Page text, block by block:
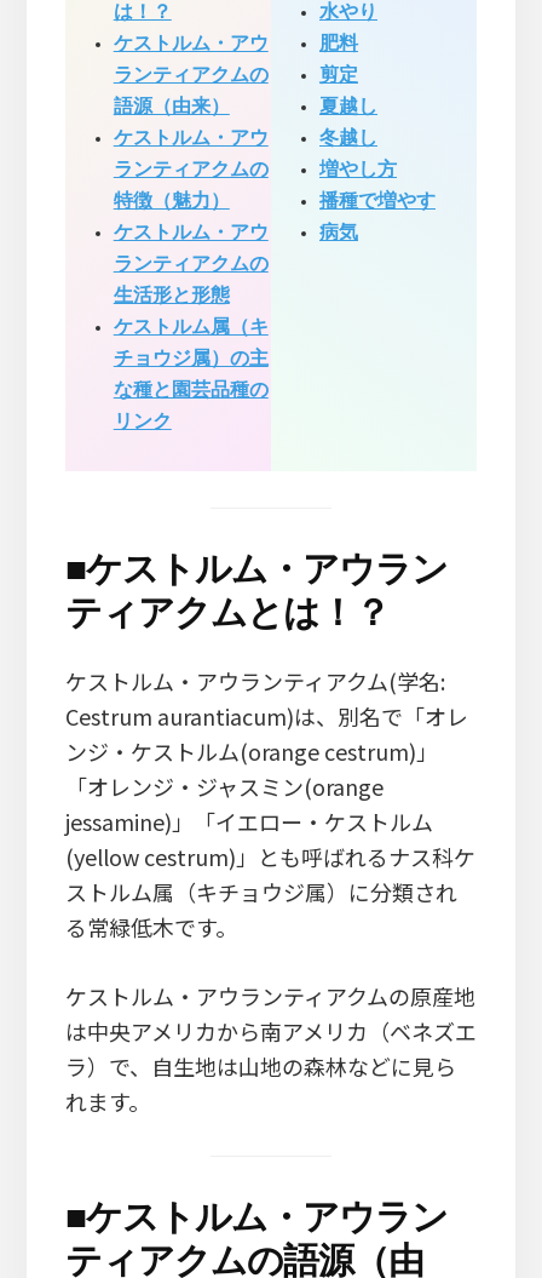
は！？
ケストルム・アウ
ランティアクムの
語源（由来）
ケストルム・アウ
ランティアクムの
特徴（魅力）
ケストルム・アウ
ランティアクムの
生活形と形態
ケストルム属（キ
チョウジ属）の主
な種と園芸品種の
リンク
水やり
肥料
剪定
夏越し
冬越し
増やし方
播種で増やす
病気
■ケストルム・アウラン
ティアクムとは！？
ケストルム・アウランティアクム(学名:
Cestrum aurantiacum)は、別名で「オレ
ンジ・ケストルム(orange cestrum)」
「オレンジ・ジャスミン(orange
jessamine)」「イエロー・ケストルム
(yellow cestrum)」とも呼ばれるナス科ケ
ストルム属（キチョウジ属）に分類され
る常緑低木です。
ケストルム・アウランティアクムの原産地
は中央アメリカから南アメリカ（ベネズエ
ラ）で、自生地は山地の森林などに見ら
れます。
■ケストルム・アウラン
ティアクムの語源（由